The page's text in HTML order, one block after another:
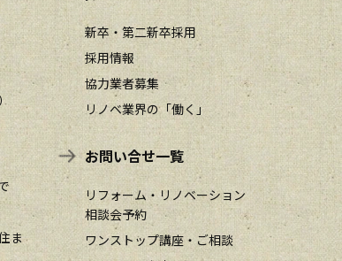
ま
新卒・第二新卒採用
採用情報
協力業者募集
リノベ業界の「働く」
お問い合せ一覧
リフォーム・リノベーション
相談会予約
ワンストップ講座・ご相談